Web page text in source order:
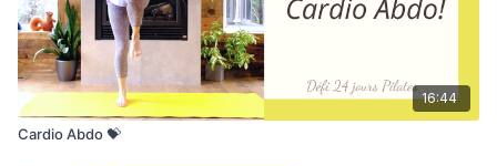
16:44
Cardio Abdo 💝